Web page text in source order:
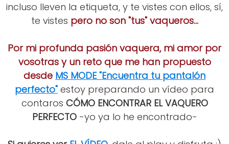
incluso lleven la etiqueta, y te vistes con ellos, sí,
te vistes pero no son "tus" vaqueros...
Por mi profunda pasión vaquera, mi amor por
vosotras y un reto que me han propuesto
desde MS MODE"Encuentra tu pantalón
perfecto" estoy preparando un vídeo para
contaros CÓMO ENCONTRAR EL VAQUERO
PERFECTO-yo ya lo he encontrado-